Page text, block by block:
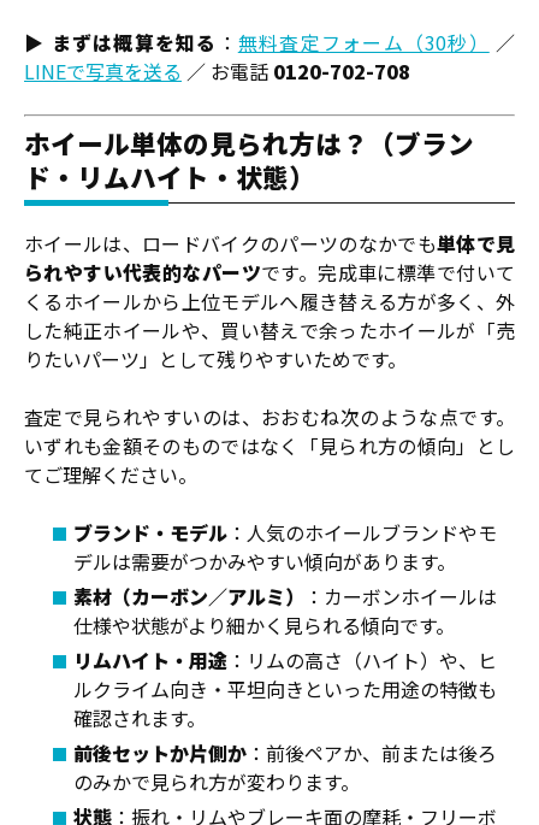
▶ まずは概算を知る ： 無料査定フォーム（30秒）
／
LINEで写真を送る ／ お電話 0120-702-708
ホイール単体の見られ方は？（ブラン
ド・リムハイト・状態）
ホイールは、ロードバイクのパーツのなかでも単体で見
られやすい代表的なパーツです。完成車に標準で付いて
くるホイールから上位モデルへ履き替える方が多く、外
した純正ホイールや、買い替えで余ったホイールが「売
りたいパーツ」として残りやすいためです。
査定で見られやすいのは、おおむね次のような点です。
いずれも金額そのものではなく「見られ方の傾向」とし
てご理解ください。
ブランド・モデル ：人気のホイールブランドやモ
デルは需要がつかみやすい傾向があります。
素材（カーボン／アルミ）
：カーボンホイールは
仕様や状態がより細かく見られる傾向です。
リムハイト・用途 ：リムの高さ（ハイト）や、ヒ
ルクライム向き・平坦向きといった用途の特徴も
確認されます。
前後セットか片側か ：前後ペアか、前または後ろ
のみかで見られ方が変わります。
状態 ：振れ・リムやブレーキ面の摩耗・フリーボ